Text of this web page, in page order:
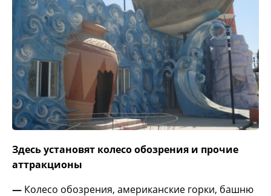
Здесь установят колесо обозрения и прочие
аттракционы
— Колесо обозрения, американские горки, башню